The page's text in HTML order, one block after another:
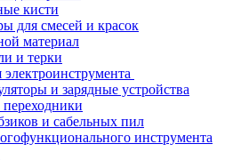
кисти
для смесей и красок
материал
и терки
электроинструмента
и зарядные устройства
и сабельных пил
инструмента